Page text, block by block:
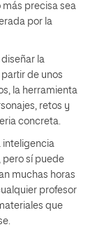
precisa sea
por la
la
de unos
la herramienta
retos y
concreta.
inteligencia
pero sí puede
muchas horas
profesor
que